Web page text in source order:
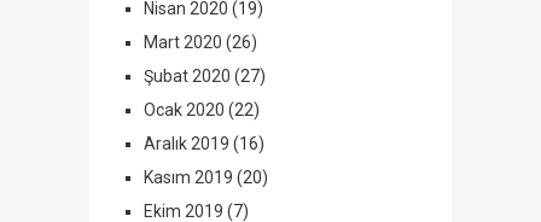
Nisan 2020 (19)
Mart 2020 (26)
Şubat 2020 (27)
Ocak 2020 (22)
Aralık 2019 (16)
Kasım 2019 (20)
Ekim 2019 (7)